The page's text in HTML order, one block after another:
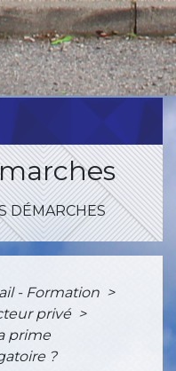
DÉMARCHES
- Formation >
privé >
prime
?